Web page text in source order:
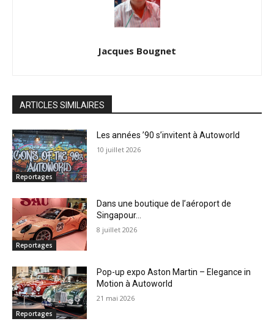
Jacques Bougnet
ARTICLES SIMILAIRES
Reportages
Les années ’90 s’invitent à Autoworld
10 juillet 2026
Reportages
Dans une boutique de l’aéroport de
Singapour…
8 juillet 2026
Reportages
Pop-up expo Aston Martin – Elegance in
Motion à Autoworld
21 mai 2026